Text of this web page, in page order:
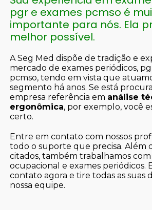
pgr e exames pcmso é
importante para nós. Ela
melhor possível.
A Seg Med dispõe de tradição e
mercado de exames periódicos,
pcmso, tendo em vista que
segmento há anos. Se está
empresa referência em análise
ergonômica, por exemplo, você
certo.
Entre em contato com nossos
todo o suporte que precisa. Além
citados, também trabalhamos
ocupacional e exames periódicos.
contato agora e tire todas as suas
nossa equipe.